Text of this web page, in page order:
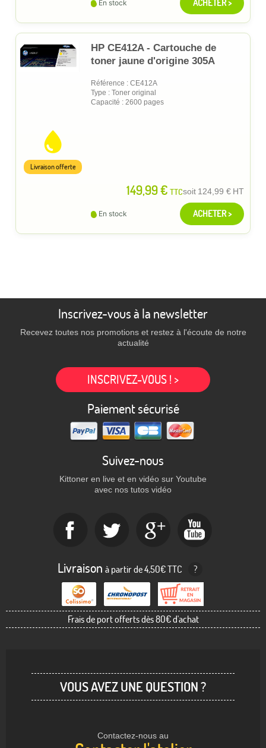
En stock ACHETER >
HP CE412A - Cartouche de
toner jaune d'origine 305A
Référence : CE412A
Type : Toner original
Capacité : 2600 pages
149,99 € TTCsoit 124,99 € HT
Livraison offerte
En stock ACHETER >
Inscrivez-vous à la newsletter
Recevez toutes nos promotions et restez à l'écoute de notre
actualité
INSCRIVEZ-VOUS ! >
Paiement sécurisé
Suivez-nous
Kittoner en live et en vidéo sur Youtube
avec nos tutos vidéo
Livraison à partir de 4,50€ TTC ?
Frais de port offerts dès 80€ d'achat
VOUS AVEZ UNE QUESTION ?
Contactez-nous au